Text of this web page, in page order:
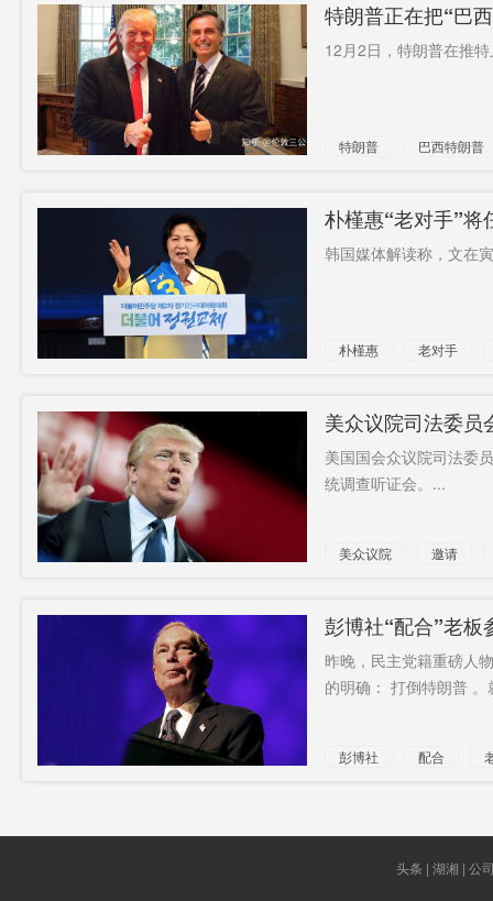
特朗普正在把“巴
12月2日，特朗普在推
特朗普 巴西特朗普
朴槿惠“老对手”
韩国媒体解读称，文在
朴槿惠
老对手
美众议院司法委员
美国国会众议院司法委
统调查听证会。...
美众议院
邀请
彭博社“配合”老
昨晚，民主党籍重磅人
的明确： 打倒特朗普
彭博社 配合
头条 | 湖湘 | 公